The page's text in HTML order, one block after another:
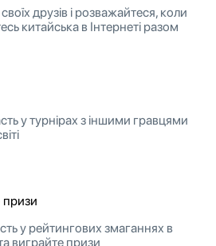
друзів і розважайтеся, коли
китайська в Інтернеті разом
у турнірах з іншими гравцями
призи
у рейтингових змаганнях в
виграйте призи